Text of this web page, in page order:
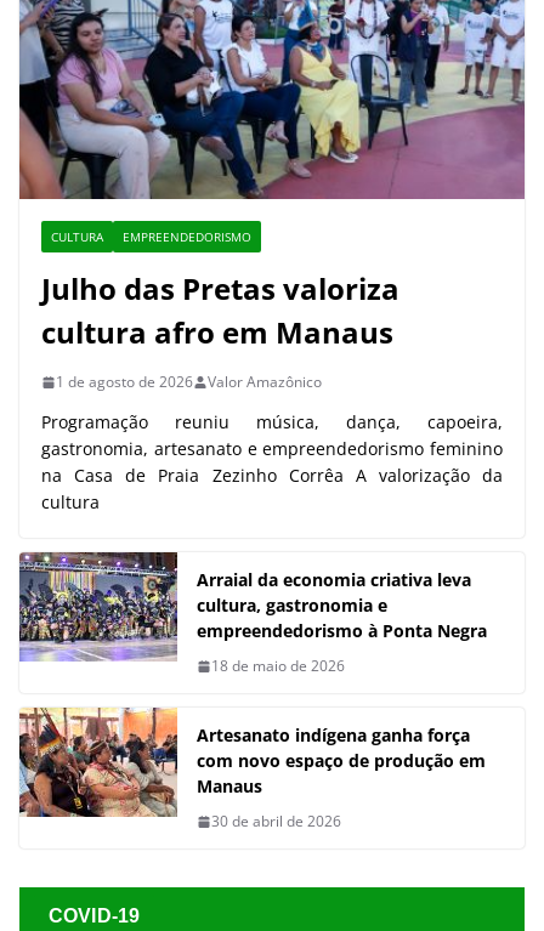
CULTURA EMPREENDEDORISMO
Julho das Pretas valoriza
cultura afro em Manaus
1 de agosto de 2026 Valor Amazônico
Programação reuniu música, dança, capoeira,
gastronomia, artesanato e empreendedorismo feminino
na Casa de Praia Zezinho Corrêa A valorização da
cultura
Arraial da economia criativa leva
cultura, gastronomia e
empreendedorismo à Ponta Negra
18 de maio de 2026
Artesanato indígena ganha força
com novo espaço de produção em
Manaus
30 de abril de 2026
COVID-19